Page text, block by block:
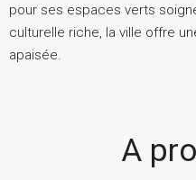
pour ses espaces verts
culturelle riche, la ville offre
apaisée.
A